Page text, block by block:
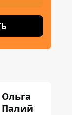
Ольга
Палий